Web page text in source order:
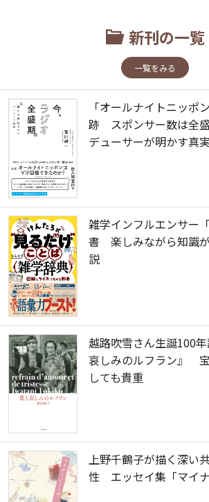
新刊の一覧
一覧をみる
「オールナイトニッポ
跡 スポンサー数は全
デューサーが明かす真実
雑学インフルエンサー
書 楽しみながら知識
説
越路吹雪さん生誕100
哀しみのルフラン』
しても貴重
上野千鶴子が描く深い
性 エッセイ集「マイナ